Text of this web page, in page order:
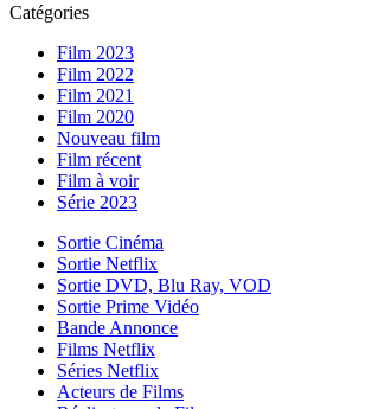
Catégories
Film 2023
Film 2022
Film 2021
Film 2020
Nouveau film
Film récent
Film à voir
Série 2023
Sortie Cinéma
Sortie Netflix
Sortie DVD, Blu Ray, VOD
Sortie Prime Vidéo
Bande Annonce
Films Netflix
Séries Netflix
Acteurs de Films